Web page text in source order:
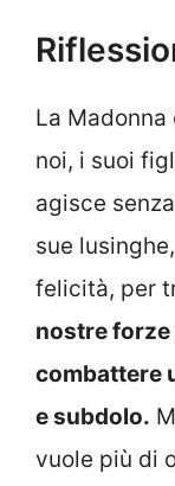
La
noi, i suoi
agisce
sue
felicità, per
nostre
combattere
e subdolo.
vuole più di